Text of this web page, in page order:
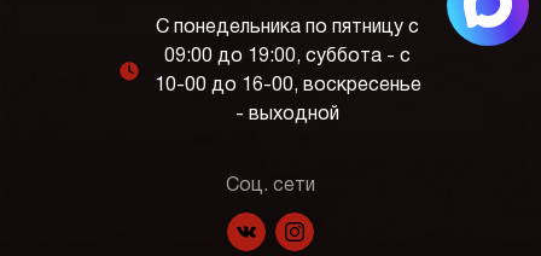
l
С понедельника по пятницу с
09:00 до 19:00, суббота - с
10-00 до 16-00, воскресенье
- выходной
Соц. сети
f p